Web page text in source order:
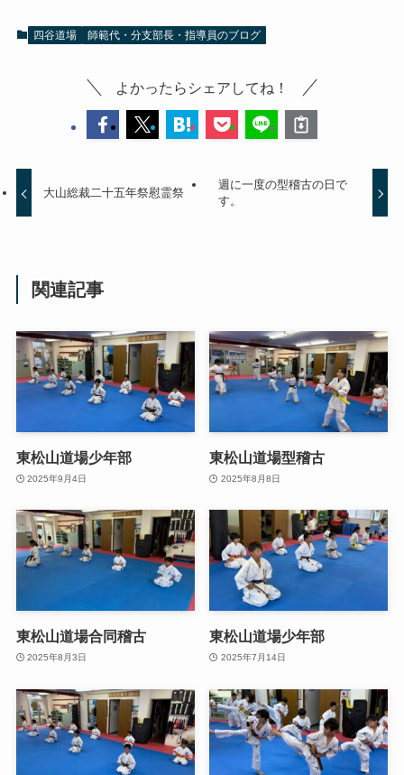
四谷道場 師範代・分支部長・指導員のブログ
よかったらシェアしてね！
大山総裁二十五年祭慰霊祭
週に一度の型稽古の日で
す。
関連記事
東松山道場少年部
2025年9月4日
東松山道場型稽古
2025年8月8日
東松山道場合同稽古
2025年8月3日
東松山道場少年部
2025年7月14日